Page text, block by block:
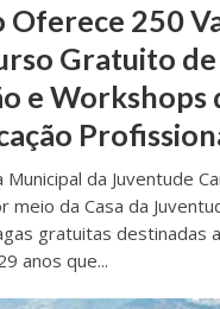
Oferece 250
Gratuito de
e Workshops
Municipal da Juventude
meio da Casa da
gratuitas destinadas
anos que...